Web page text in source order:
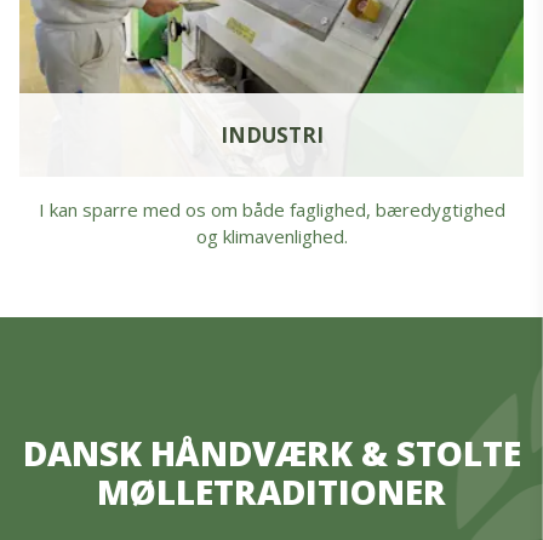
INDUSTRI
I kan sparre med os om både faglighed, bæredygtighed
og klimavenlighed.
DANSK HÅNDVÆRK & STOLTE
MØLLETRADITIONER